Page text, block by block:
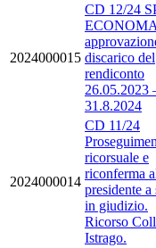
2024000015
CD 12/24
discarico del
rendiconto
26.05.2023
31.8.2024
2024000014
CD 11/24
ricorsuale e
riconferma
presidente a
in giudizio.
Ricorso
Istrago.